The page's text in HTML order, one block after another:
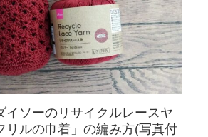
イソーのリサイクルレースヤ
リルの巾着」の編み方(写真付